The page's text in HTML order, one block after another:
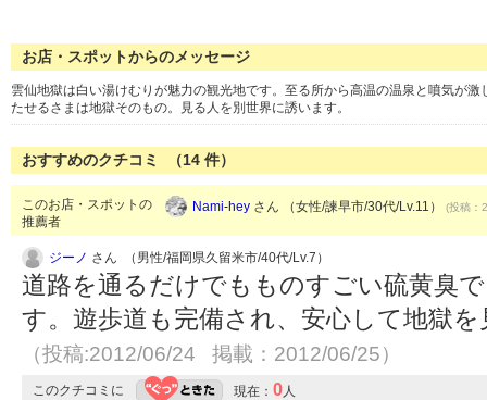
お店・スポットからのメッセージ
雲仙地獄は白い湯けむりが魅力の観光地です。至る所から高温の温泉と噴気が
たせるさまは地獄そのもの。見る人を別世界に誘います。
おすすめのクチコミ （14 件）
このお店・スポットの
推薦者
Nami-hey さん （女性/諫早市/30代/Lv.11） (投稿：
ジーノ さん （男性/福岡県久留米市/40代/Lv.7）
道路を通るだけでもものすごい硫黄臭
す。遊歩道も完備され、安心して地獄
（投稿:2012/06/24 掲載：2012/06/25）
このクチコミに 現在： 0人